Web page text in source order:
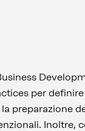
per
preparazione
Inoltre,